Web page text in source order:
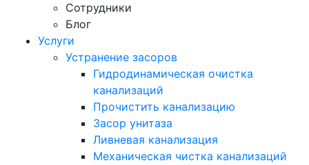
Сотрудники
Блог
Услуги
Устранение засоров
Гидродинамическая очистка
канализаций
Прочистить канализацию
Засор унитаза
Ливневая канализация
Механическая чистка канализаций